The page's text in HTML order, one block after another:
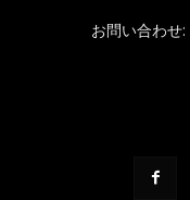
お問い合わせ: